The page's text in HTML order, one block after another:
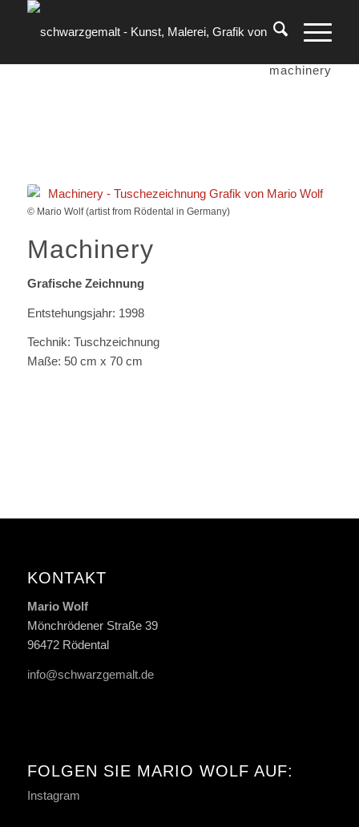
machinery
© Mario Wolf (artist from Rödental in Germany)
Machinery
Grafische Zeichnung
Entstehungsjahr: 1998
Technik: Tuschzeichnung
Maße: 50 cm x 70 cm
KONTAKT
Mario Wolf
Mönchrödener Straße 39
96472 Rödental
info@schwarzgemalt.de
FOLGEN SIE MARIO WOLF AUF:
Instagram